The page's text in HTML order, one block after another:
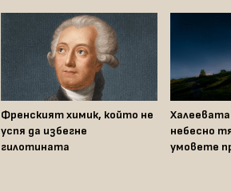
Френският химик, който не
успя да избегне
гилотината
небесно
умовете